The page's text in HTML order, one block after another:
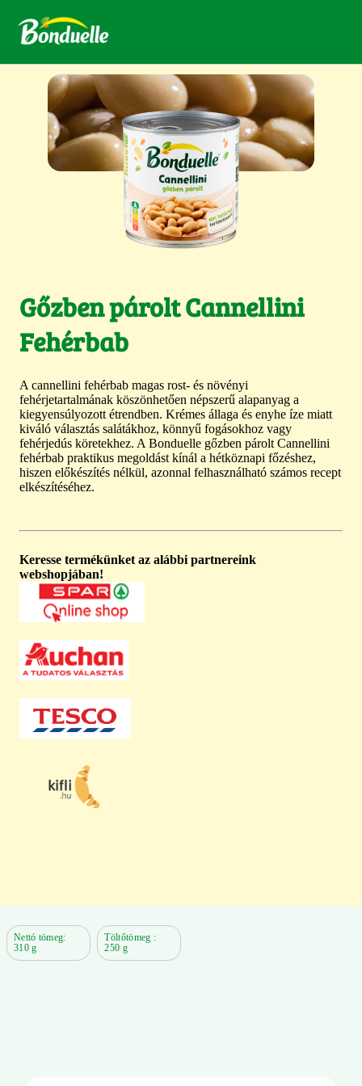
Gőzben párolt Cannellini
Fehérbab
A cannellini fehérbab magas rost- és növényi
fehérjetartalmának köszönhetően népszerű alapanyag a
kiegyensúlyozott étrendben. Krémes állaga és enyhe íze miatt
kiváló választás salátákhoz, könnyű fogásokhoz vagy
fehérjedús köretekhez. A Bonduelle gőzben párolt Cannellini
fehérbab praktikus megoldást kínál a hétköznapi főzéshez,
hiszen előkészítés nélkül, azonnal felhasználható számos recept
elkészítéséhez.
Keresse termékünket az alábbi partnereink
webshopjában!
Nettó tömeg:
310 g
Töltőtömeg :
250 g